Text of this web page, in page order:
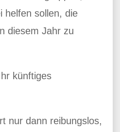
helfen sollen, die
diesem Jahr zu
künftiges
nur dann reibungslos,